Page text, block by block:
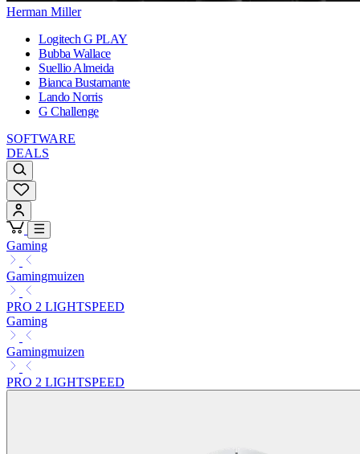
Herman Miller
Logitech G PLAY
Bubba Wallace
Suellio Almeida
Bianca Bustamante
Lando Norris
G Challenge
SOFTWARE
DEALS
Gaming
Gamingmuizen
PRO 2 LIGHTSPEED
Gaming
Gamingmuizen
PRO 2 LIGHTSPEED